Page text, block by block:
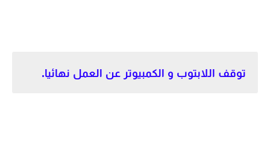
توقف اللابتوب و الكمبيوتر عن العمل نهائيا.